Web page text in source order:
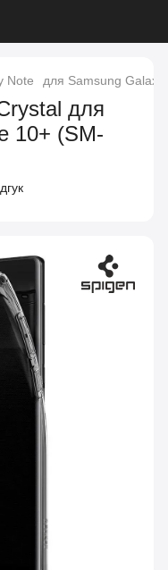
Note для Samsung
для
10+ (SM-